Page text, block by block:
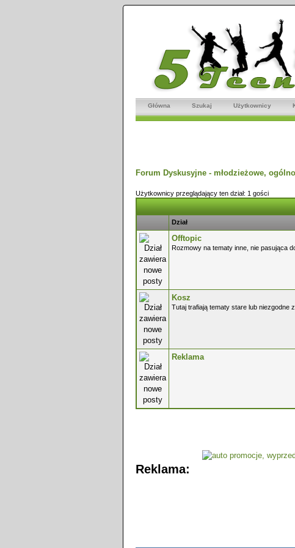
Główna Szukaj Użytkownicy
Forum Dyskusyjne - młodzieżowe,
Użytkownicy przeglądający ten dział: 1 gości
Dział
Offtopic
Rozmowy na tematy inne, nie pasująca
Kosz
Tutaj trafiają tematy stare lub niezgodne
Reklama
Reklama: